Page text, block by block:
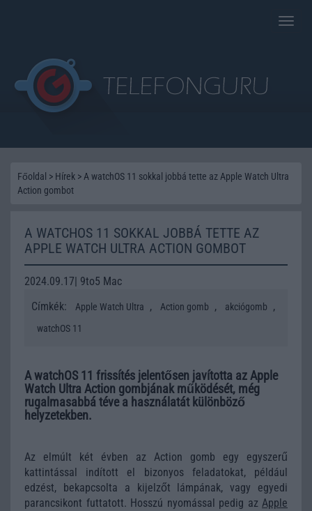
Toggle
Főoldal > Hírek > A watchOS 11 sokkal jobbá tette az Apple Watch Ultra
Action gombot
A WATCHOS 11 SOKKAL JOBBÁ TETTE AZ
APPLE WATCH ULTRA ACTION GOMBOT
2024.09.17| 9to5 Mac
Címkék:
Apple Watch Ultra , Action gomb , akciógomb ,
watchOS 11
A watchOS 11 frissítés jelentősen javította az Apple
Watch Ultra Action gombjának működését, még
rugalmasabbá téve a használatát különböző
helyzetekben.
Az elmúlt két évben az Action gomb egy egyszerű
kattintással indított el bizonyos feladatokat, például
edzést, bekapcsolta a kijelzőt lámpának, vagy egyedi
parancsikont futtatott. Hosszú nyomással pedig az Apple